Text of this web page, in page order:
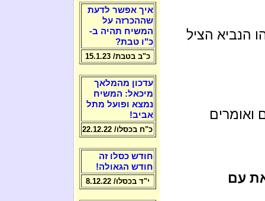
הנביא הציל
ואומרים
עם
איך אפשר לדעת
שההכרזה על
המשיח תהיה ב-
כ"ו טבת?
כ"ב בטבת/ 15.1.23
עדכון מהמלאך
מיכאל: המשיח
נמצא ופועל מתל
אביב!
כ"ח בכסלו/ 22.12.22
חודש כסלו זה
חודש הגאולה!
י"ד בכסלו/ 8.12.22